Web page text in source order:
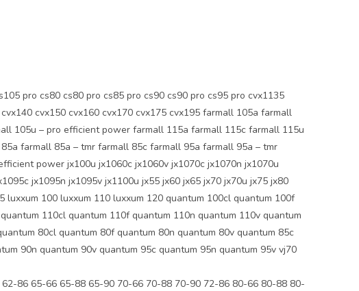
pro cs80 cs80 pro cs85 pro cs90 cs90 pro cs95 pro cvx1135
cvx150 cvx160 cvx170 cvx175 cvx195 farmall 105a farmall
105u – pro efficient power farmall 115a farmall 115c farmall 115u
farmall 85a – tmr farmall 85c farmall 95a farmall 95a – tmr
power jx100u jx1060c jx1060v jx1070c jx1070n jx1070u
jx1095n jx1095v jx1100u jx55 jx60 jx65 jx70 jx70u jx75 jx80
luxxum 100 luxxum 110 luxxum 120 quantum 100cl quantum 100f
110cl quantum 110f quantum 110n quantum 110v quantum
80cl quantum 80f quantum 80n quantum 80v quantum 85c
90n quantum 90v quantum 95c quantum 95n quantum 95v vj70
86 65-66 65-88 65-90 70-66 70-88 70-90 72-86 80-66 80-88 80-